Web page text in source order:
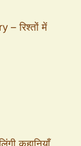
रिश्तों में
कहानियाँ